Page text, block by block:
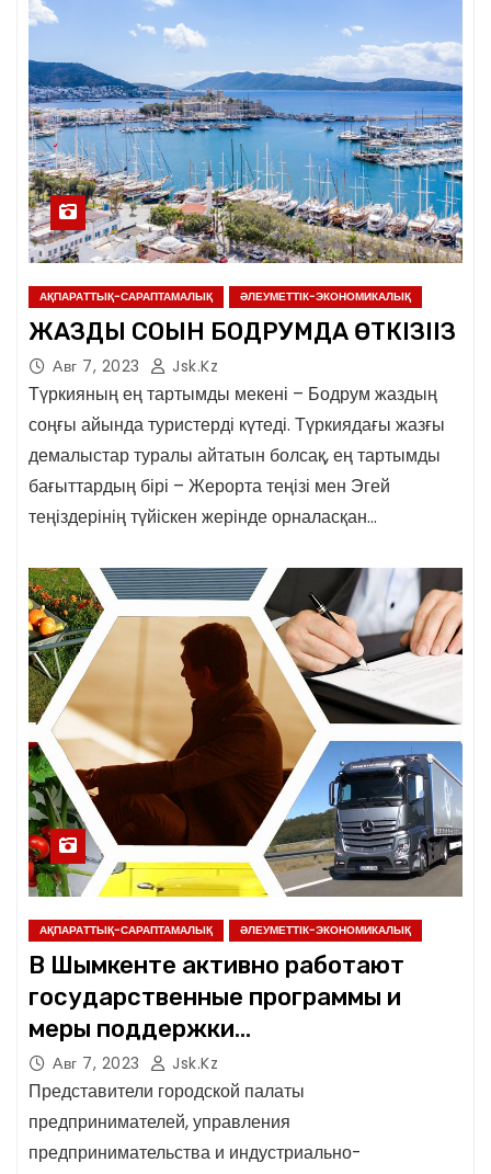
АҚПАРАТТЫҚ-САРАПТАМАЛЫҚ ӘЛЕУМЕТТІК-ЭКОНОМИКАЛЫҚ
ЖАЗДЫҢ СОҢЫН БОДРУМДА ӨТКІЗІҢІЗ
Авг 7, 2023 Jsk.kz
Түркияның ең тартымды мекені – Бодрум жаздың
соңғы айында туристерді күтеді. Түркиядағы жазғы
демалыстар туралы айтатын болсақ, ең тартымды
бағыттардың бірі – Жерорта теңізі мен Эгей
теңіздерінің түйіскен жерінде орналасқан…
АҚПАРАТТЫҚ-САРАПТАМАЛЫҚ ӘЛЕУМЕТТІК-ЭКОНОМИКАЛЫҚ
В Шымкенте активно работают
государственные программы и
меры поддержки
предпринимателей
Авг 7, 2023 Jsk.kz
Представители городской палаты
предпринимателей, управления
предпринимательства и индустриально-